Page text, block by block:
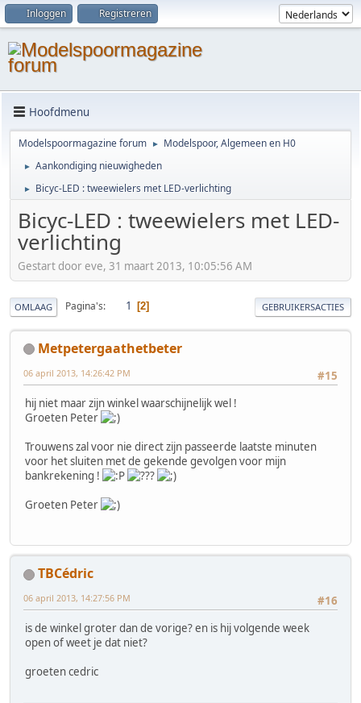
Inloggen Registreren
Hoofdmenu
Modelspoormagazine forum ► Modelspoor, Algemeen en H0
► Aankondiging nieuwigheden
► Bicyc-LED : tweewielers met LED-verlichting
Bicyc-LED : tweewielers met LED-
verlichting
Gestart door eve, 31 maart 2013, 10:05:56 AM
OMLAAG Pagina's 1 2 GEBRUIKERSACTIES
Metpetergaathetbeter
#15
06 april 2013, 14:26:42 PM
hij niet maar zijn winkel waarschijnelijk wel !
Groeten Peter
Trouwens zal voor nie direct zijn passeerde laatste minuten
voor het sluiten met de gekende gevolgen voor mijn
bankrekening !
Groeten Peter
TBCédric
#16
06 april 2013, 14:27:56 PM
is de winkel groter dan de vorige? en is hij volgende week
open of weet je dat niet?
groeten cedric